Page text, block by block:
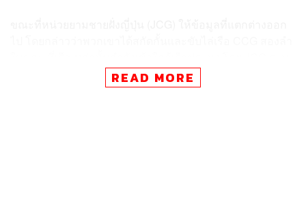
ว่าได้เข้าใกล้เรือจีน หลังจากที่เห็นเรือเหล่านั้นเข้าสู่น่านน้ำ
ญี่ปุ่นในช่วงเช้าของวันอังคาร (2 ธันวาคม) และได้ออกคำสั่ง
READ MORE